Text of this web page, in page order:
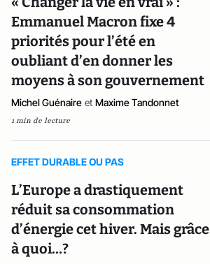
Emmanuel Macron fixe 4
priorités pour l’été en
oubliant d’en donner les
moyens à son gouvernement
Michel Guénaire et Maxime Tandonnet
1 min de lecture
EFFET DURABLE OU PAS
L’Europe a drastiquement
réduit sa consommation
d’énergie cet hiver. Mais grâce
à quoi…?